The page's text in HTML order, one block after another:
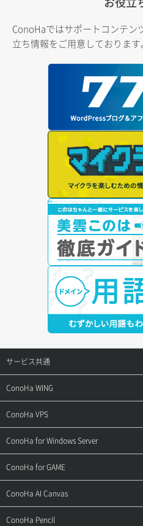
ConoHaではサポートコンテン
立ち情報をご用意しております
サービス共通
サポートトップ
ご契約・お支払い
用語集
お問い合わせ
ConoHa WING
サポートトップ
ご利用ガイド
お乗り換えガイド
よくある質問
ConoHa VPS
サポートトップ
ご利用ガイド
APIドキュメントVPS2.0
ConoHa for Windows Server
サポートトップ
ご利用ガイド
ConoHa for GAME
サポートトップ
ご利用ガイド
ConoHa AI Canvas
サポートトップ
ConoHa Pencil